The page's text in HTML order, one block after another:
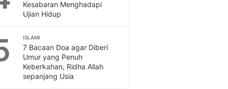
Kesabaran Menghadapi
Ujian Hidup
ISLAMI
7 Bacaan Doa agar Diberi
Umur yang Penuh
Keberkahan, Ridha Allah
sepanjang Usia